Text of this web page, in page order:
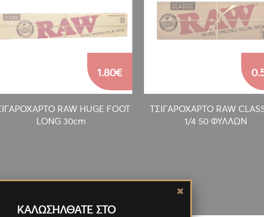
RAW HUGE FOOT
LONG 30cm
1.80€
ΤΣΙΓΑΡΟΧΑΡΤΟ RAW
1/4 50 ΦΥΛΛΩΝ
Προϊόντα
ΚΑΛΩΣΗΛΘΑΤΕ ΣΤΟ